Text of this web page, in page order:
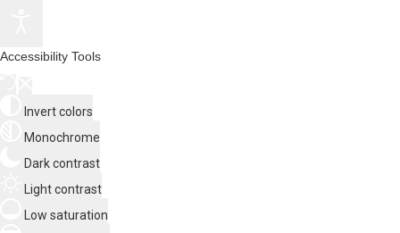
Accessibility Tools
Invert colors
Monochrome
Dark contrast
Light contrast
Low saturation